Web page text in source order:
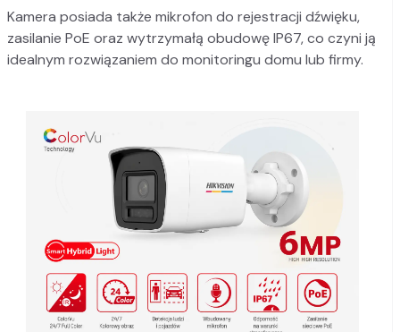
Kamera posiada także mikrofon do rejestracji dźwięku,
zasilanie PoE oraz wytrzymałą obudowę IP67, co czyni ją
idealnym rozwiązaniem do monitoringu domu lub firmy.